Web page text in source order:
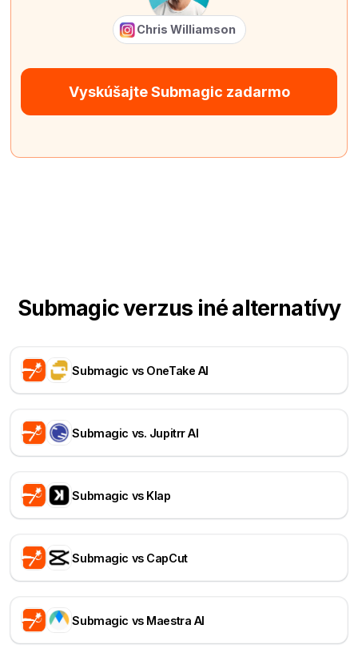
Chris Williamson
Vyskúšajte Submagic zadarmo
Submagic verzus iné alternatívy
Submagic vs OneTake AI
Submagic vs. Jupitrr AI
Submagic vs Klap
Submagic vs CapCut
Submagic vs Maestra AI